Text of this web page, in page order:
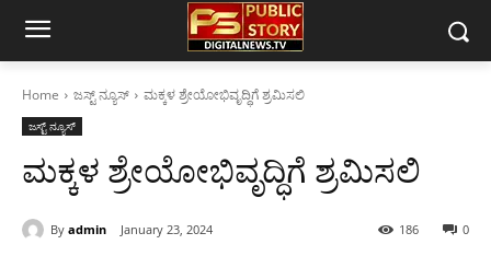
Home ಜಸ್ಟ್ ನ್ಯೂಸ್ ಮಕ್ಕಳ ಶ್ರೇಯೋಭಿವೃದ್ಧಿಗೆ ಶ್ರಮಿಸಲಿ
ಜಸ್ಟ್ ನ್ಯೂಸ್
ಮಕ್ಕಳ ಶ್ರೇಯೋಭಿವೃದ್ಧಿಗೆ ಶ್ರಮಿಸಲಿ
By admin January 23, 2024 0
186